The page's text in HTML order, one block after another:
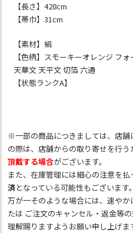
【長さ】428cm
【帯巾】31cm
【素材】絹
【色柄】スモーキーオレンジ フ
天華文 天平文 切箔 六通
【状態ランクA】
※一部の商品につきましては、店舗
の際は、店舗からの取り寄せを行う
頂戴する場合がございます。
また、在庫管理には細心の注意を
済となっている可能性もございます。
万が一そのような場合には、速や
たは ご注文のキャンセル・返金等
理解賜りますようお願い申し上げま